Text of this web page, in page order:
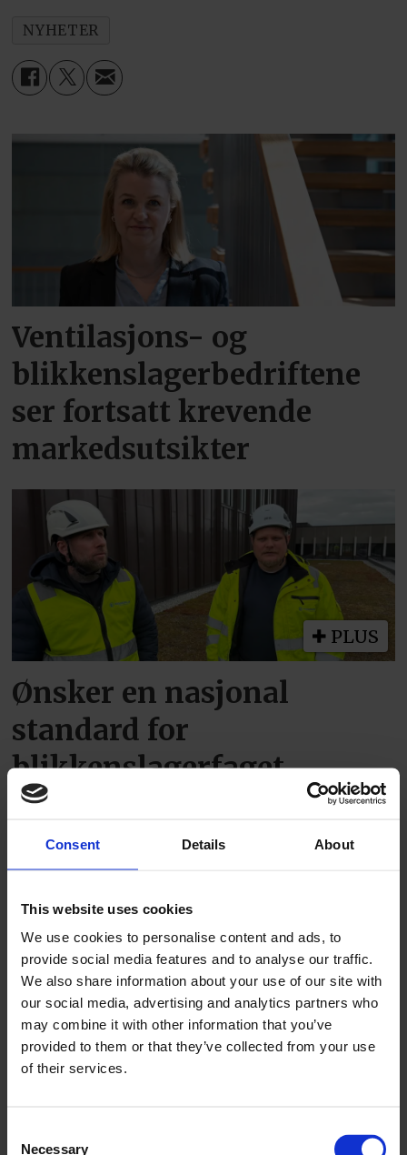
Consent Details About
This website uses cookies
We use cookies to personalise content and ads, to
provide social media features and to analyse our traffic.
We also share information about your use of our site with
our social media, advertising and analytics partners who
may combine it with other information that you’ve
provided to them or that they’ve collected from your use
of their services.
Necessary
NYHETER
Ventilasjons- og
blikkenslagerbedriftene
ser fortsatt krevende
markedsutsikter
PLUS
Ønsker en nasjonal
standard for
blikkenslagerfaget
Minneord for Arne Olsen
PLUS
Én konkurs og seks